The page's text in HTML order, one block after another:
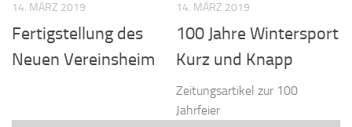
14. MÄRZ 2019
Fertigstellung des
Neuen Vereinsheim
14. MÄRZ 2019
100 Jahre Wintersport
Kurz und Knapp
Zeitungsartikel zur 100
Jahrfeier